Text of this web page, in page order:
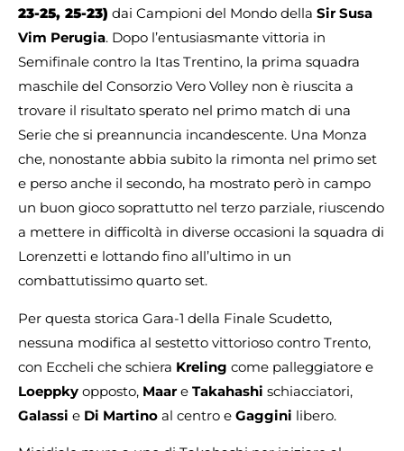
23-25, 25-23) dai Campioni del Mondo della Sir Susa
Vim Perugia. Dopo l’entusiasmante vittoria in
Semifinale contro la Itas Trentino, la prima squadra
maschile del Consorzio Vero Volley non è riuscita a
trovare il risultato sperato nel primo match di una
Serie che si preannuncia incandescente. Una Monza
che, nonostante abbia subito la rimonta nel primo set
e perso anche il secondo, ha mostrato però in campo
un buon gioco soprattutto nel terzo parziale, riuscendo
a mettere in difficoltà in diverse occasioni la squadra di
Lorenzetti e lottando fino all’ultimo in un
combattutissimo quarto set.
Per questa storica Gara-1 della Finale Scudetto,
nessuna modifica al sestetto vittorioso contro Trento,
con Eccheli che schiera Kreling come palleggiatore e
Loeppky opposto, Maare Takahashi schiacciatori,
Galassi e Di Martino al centro e Gaggini libero.